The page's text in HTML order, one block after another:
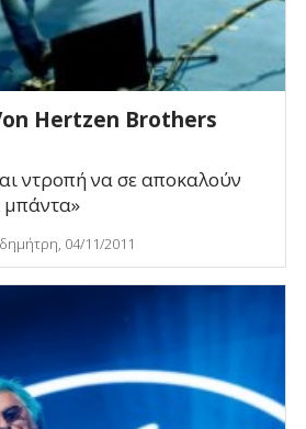
Hertzen Brothers
ντροπή να σε αποκαλούν
04/11/2011